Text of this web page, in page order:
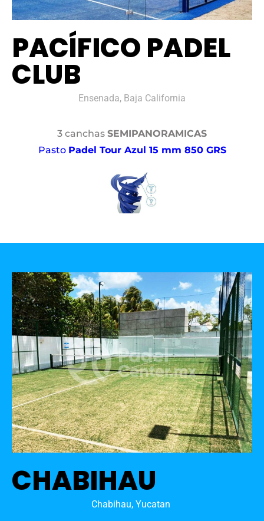
PACÍFICO PADEL
CLUB
Ensenada, Baja California
3 canchas SEMIPANORAMICAS
Pasto Padel Tour Azul 15 mm 850 GRS
CHABIHAU
Chabihau, Yucatan